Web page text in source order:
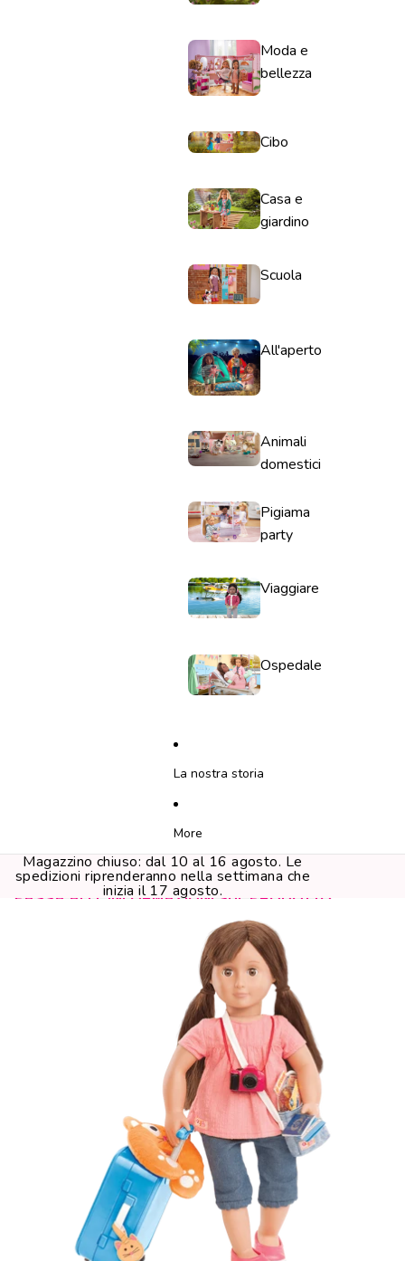
Moda e
bellezza
Cibo
Casa e
giardino
Scuola
All'aperto
Animali
domestici
Pigiama
party
Viaggiare
Ospedale
La nostra storia
More
Magazzino chiuso: dal 10 al 16 agosto. Le
spedizioni riprenderanno nella settimana che
inizia il 17 agosto.
PASSA ALLE INFORMAZIONI SUL PRODOTTO